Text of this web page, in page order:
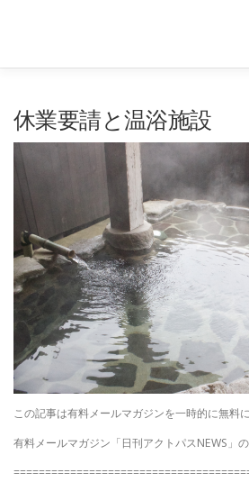
休業要請と温浴施設
この記事は有料メールマガジンを一時的に無料
有料メールマガジン「日刊アクトパスNEWS」